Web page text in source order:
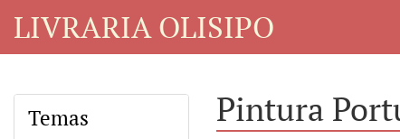
LIVRARIA OLISIPO
Temas Pintura